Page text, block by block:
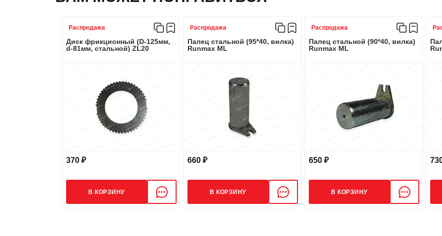
Распродажа
Диск фрикционный (D-125мм,
d-81мм, стальной) ZL20
370 ₽
В КОРЗИНУ
Распродажа
Палец стальной (95*40, вилка)
Runmax ML
660 ₽
В КОРЗИНУ
Распродажа
Палец стальной (90*40, вилка)
Runmax ML
650 ₽
В КОРЗИНУ